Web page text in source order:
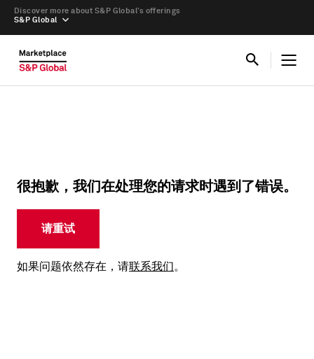
S&P Global
Discover more about S&P Global’s offerings
很抱歉，我们在处理您的请求时遇到了错误。
请重试
如果问题依然存在，请联系我们。